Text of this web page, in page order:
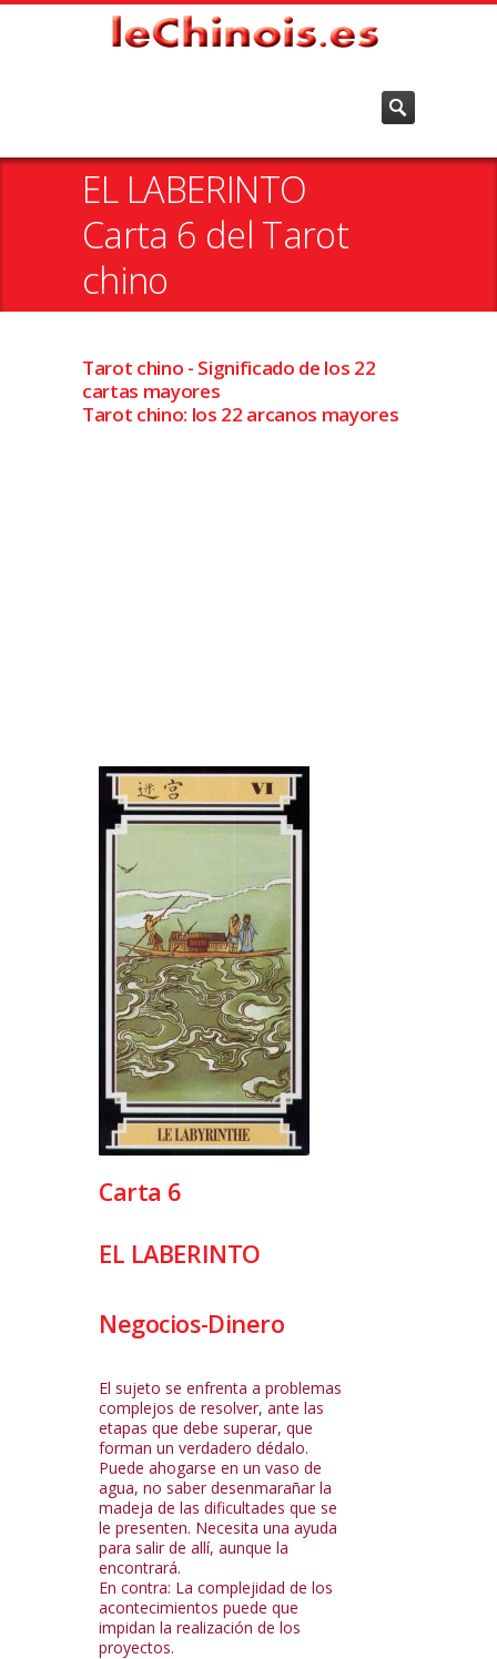
EL LABERINTO
Carta 6 del Tarot
chino
Tarot chino - Significado de los 22
cartas mayores
Tarot chino: los 22 arcanos mayores
Carta 6
EL LABERINTO
Negocios-Dinero
El sujeto se enfrenta a problemas
complejos de resolver, ante las
etapas que debe superar, que
forman un verdadero dédalo.
Puede ahogarse en un vaso de
agua, no saber desenmarañar la
madeja de las dificultades que se
le presenten. Necesita una ayuda
para salir de allí, aunque la
encontrará.
En contra: La complejidad de los
acontecimientos puede que
impidan la realización de los
proyectos.